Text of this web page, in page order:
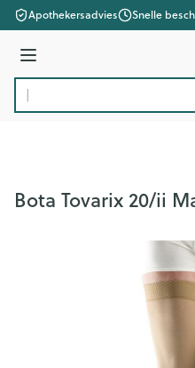
Ga naar de inhoud
Apothekersadvies Snelle
Menu
Product, merk, categorie...
Bota Tovarix 20/ii